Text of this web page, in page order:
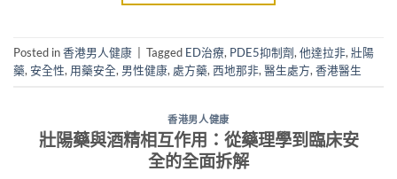
Posted in香港男人健康 Tagged ED治療, PDE5抑制劑,他達拉非,壯陽
藥,安全性, 用藥安全, 男性健康, 處方藥,西地那非,醫生處方,香港醫生
香港男人健康
壯陽藥與酒精相互作用：從藥理學到臨床安
全的全面拆解